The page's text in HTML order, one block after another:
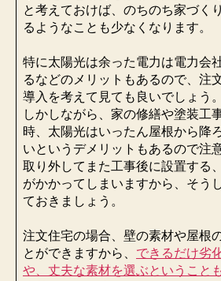
と考えておけば、のちのち家づく
るようなことも少なくなります。
特に太陽光は余った電力は電力会
るなどのメリットもあるので、注
導入を考えて見ても良いでしょう。
しかしながら、家の修繕や塗装工
時、太陽光はいったん屋根から降
いというデメリットもあるので注
取り外してまた工事後に設置する
がかかってしまいますから、そう
ておきましょう。
注文住宅の場合、壁の素材や屋根
とができますから、 できるだけ劣
や、丈夫な素材を選ぶということ